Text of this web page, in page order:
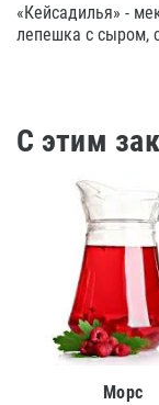
«Кейсадилья» -
лепешка с сыром,
С этим
Морс